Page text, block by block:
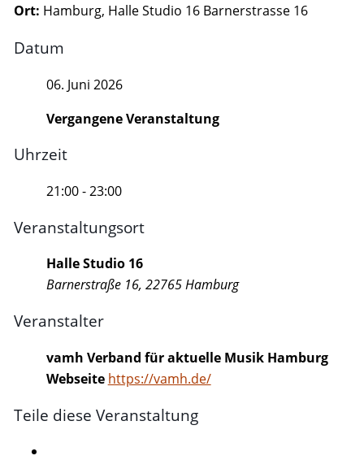
Ort: Hamburg, Halle Studio 16 Barnerstrasse 16
Datum
06. Juni 2026
Vergangene Veranstaltung
Uhrzeit
21:00 - 23:00
Veranstaltungsort
Halle Studio 16
Barnerstraße 16, 22765 Hamburg
Veranstalter
vamh Verband für aktuelle Musik Hamburg
Webseite https://vamh.de/
Teile diese Veranstaltung